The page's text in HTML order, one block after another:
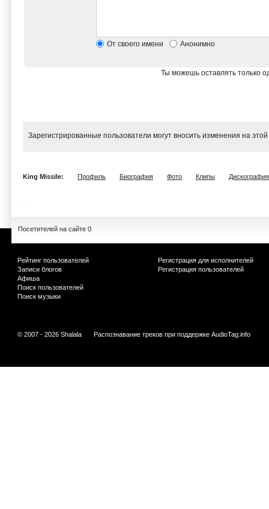
От своего имени Анонимно
Ты можешь оставлять только
Зарегистрированные пользователи могут вносить изменения на
King Missile: Профиль Биография Фото Клипы Дискография
Посетителей на сайте 0
Рейтинг пользователей
Записи блогов
Афиша
Поиск пользователей
Поиск музыки
Регистрация для исполнителей
Регистрация пользователей
© 2007 - 2026 Shalala Распознавание треков при поддержке AudioTag.info